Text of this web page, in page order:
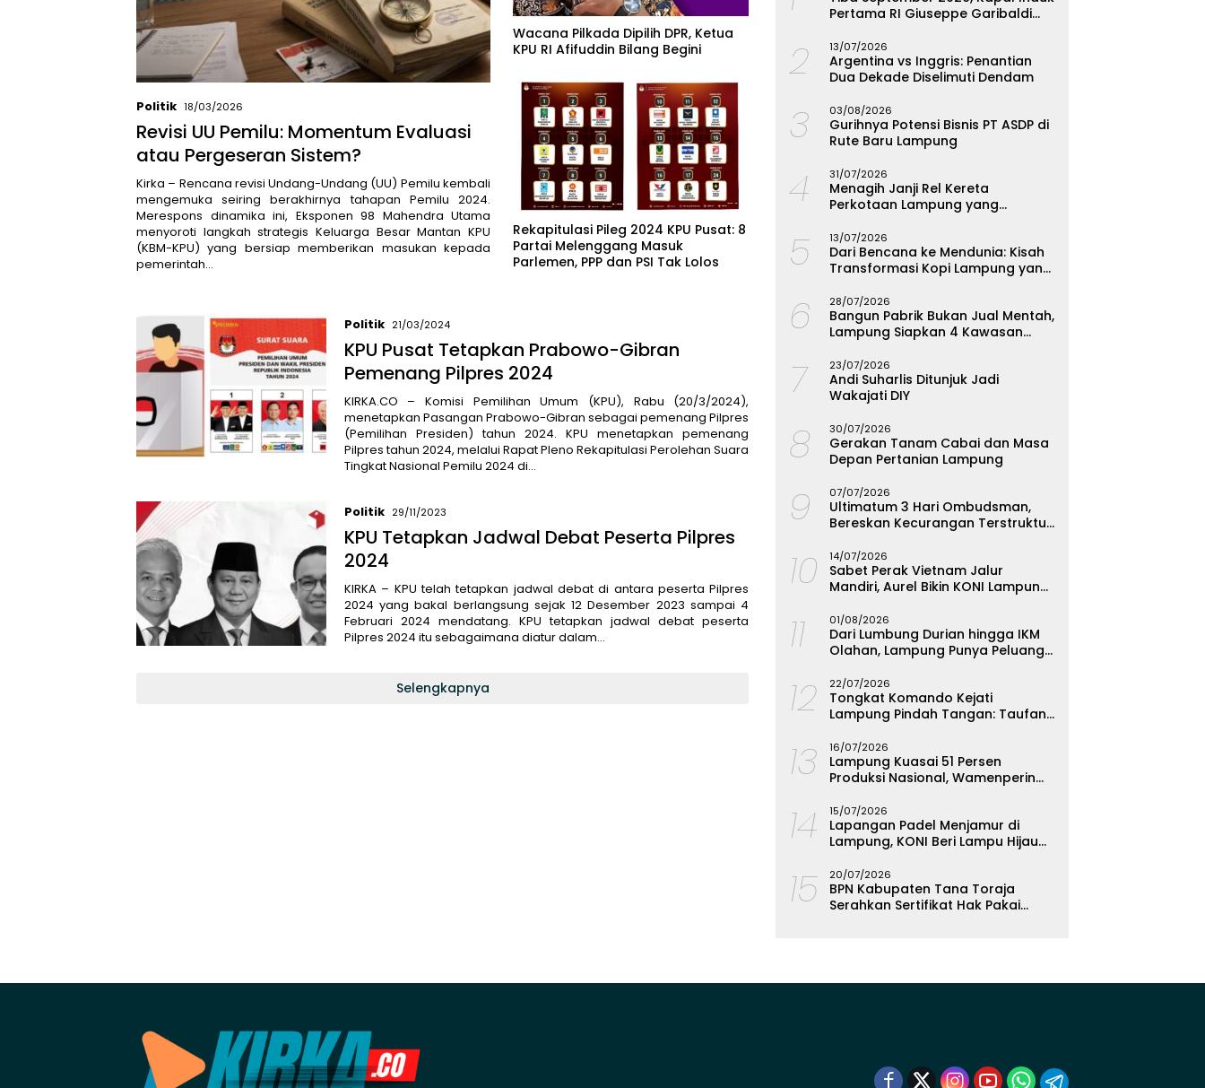
Politik 18/03/2026
Revisi UU Pemilu: Momentum Evaluasi
atau Pergeseran Sistem?
Kirka – Rencana revisi Undang-Undang (UU) Pemilu kembali
mengemuka seiring berakhirnya tahapan Pemilu 2024.
Merespons dinamika ini, Eksponen 98 Mahendra Utama
menyoroti langkah strategis Keluarga Besar Mantan KPU
(KBM-KPU) yang bersiap memberikan masukan kepada
pemerintah…
Wacana Pilkada Dipilih DPR, Ketua
KPU RI Afifuddin Bilang Begini
Rekapitulasi Pileg 2024 KPU Pusat: 8
Partai Melenggang Masuk
Parlemen, PPP dan PSI Tak Lolos
Politik 21/03/2024
KPU Pusat Tetapkan Prabowo-Gibran
Pemenang Pilpres 2024
KIRKA.CO – Komisi Pemilihan Umum (KPU), Rabu (20/3/2024),
menetapkan Pasangan Prabowo-Gibran sebagai pemenang Pilpres
(Pemilihan Presiden) tahun 2024. KPU menetapkan pemenang
Pilpres tahun 2024, melalui Rapat Pleno Rekapitulasi Perolehan Suara
Tingkat Nasional Pemilu 2024 di…
Politik 29/11/2023
KPU Tetapkan Jadwal Debat Peserta Pilpres
2024
KIRKA – KPU telah tetapkan jadwal debat di antara peserta Pilpres
2024 yang bakal berlangsung sejak 12 Desember 2023 sampai 4
Februari 2024 mendatang. KPU tetapkan jadwal debat peserta
Pilpres 2024 itu sebagaimana diatur dalam…
Selengkapnya
Pertama RI Giuseppe Garibaldi
2 13/07/2026
Argentina vs Inggris: Penantian
Dua Dekade Diselimuti Dendam
3 03/08/2026
Gurihnya Potensi Bisnis PT ASDP di
Rute Baru Lampung
4 31/07/2026
Menagih Janji Rel Kereta
Perkotaan Lampung yang
5 13/07/2026
Dari Bencana ke Mendunia: Kisah
Transformasi Kopi Lampung yang
6 28/07/2026
Bangun Pabrik Bukan Jual Mentah,
Lampung Siapkan 4 Kawasan
7 23/07/2026
Andi Suharlis Ditunjuk Jadi
Wakajati DIY
8 30/07/2026
Gerakan Tanam Cabai dan Masa
Depan Pertanian Lampung
9 07/07/2026
Ultimatum 3 Hari Ombudsman,
Bereskan Kecurangan Terstruktur
Hadapi Hukum
10 14/07/2026
Sabet Perak Vietnam Jalur
Mandiri, Aurel Bikin KONI Lampung
11 01/08/2026
Dari Lumbung Durian hingga IKM
Olahan, Lampung Punya Peluang
12 22/07/2026
Tongkat Komando Kejati
Lampung Pindah Tangan: Taufan
Wakajati
13 16/07/2026
Lampung Kuasai 51 Persen
Produksi Nasional, Wamenperin
Olahan Singkong
14 15/07/2026
Lapangan Padel Menjamur di
Lampung, KONI Beri Lampu Hijau
15 20/07/2026
BPN Kabupaten Tana Toraja
Serahkan Sertifikat Hak Pakai